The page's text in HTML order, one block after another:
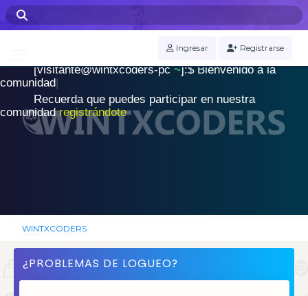
Ingresar Registrarse
WINTXCODERS Terminal
[visitante@wintxcoders-pc~]:$ .
Bienvenido a la
comunidad|
Recuerda que puedes participar en nuestra
comunidadregistrándote
WINTXCODERS
¿PROBLEMAS DE LOGUEO?